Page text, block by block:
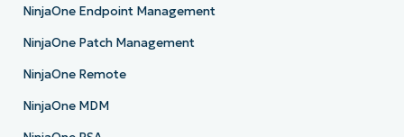
NinjaOne Endpoint Management
NinjaOne Patch Management
NinjaOne Remote
NinjaOne MDM